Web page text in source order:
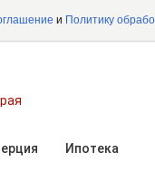
и Политику
Ипотека